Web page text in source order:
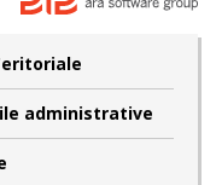
administrative